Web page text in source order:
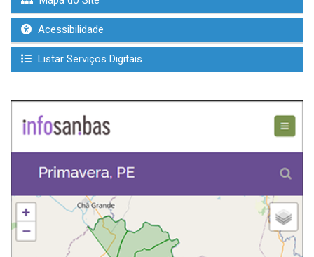
Acessibilidade
Listar Serviços Digitais